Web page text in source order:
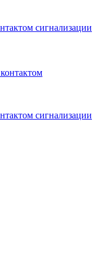
сигнализации
сигнализации